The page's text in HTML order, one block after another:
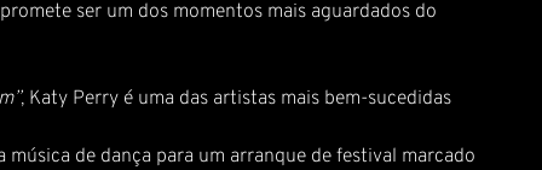
ser um dos momentos mais aguardados do
, Katy Perry é uma das artistas mais bem-sucedidas
de dança para um arranque de festival marcado